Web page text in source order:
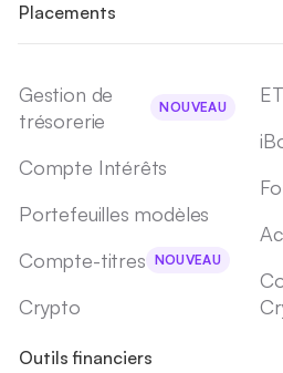
Placements
Gestion de
trésorerie
NOUVEAU
Compte Intérêts
Portefeuilles modèles
Compte-titres NOUVEAU
Crypto
Outils financiers